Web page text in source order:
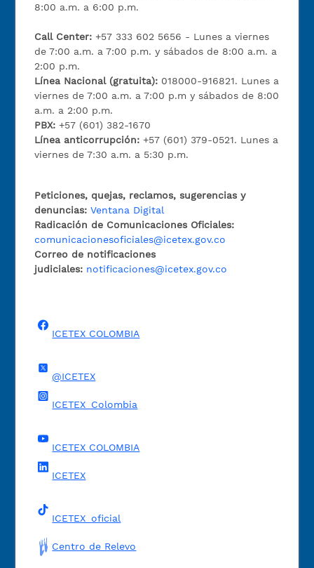
8:00 a.m. a 6:00 p.m.
Call Center:+57 333 602 5656 - Lunes a viernes
de 7:00 a.m. a 7:00 p.m. y sábados de 8:00 a.m. a
2:00 p.m.
Línea Nacional (gratuita): 018000-916821. Lunes a
viernes de 7:00 a.m. a 7:00 p.m y sábados de 8:00
a.m. a 2:00 p.m.
PBX:+57 (601) 382-1670
Línea anticorrupción:+57 (601) 379-0521. Lunes a
viernes de 7:30 a.m. a 5:30 p.m.
Peticiones, quejas, reclamos, sugerencias y
denuncias: Ventana Digital
Radicación de Comunicaciones Oficiales:
comunicacionesoficiales@icetex.gov.co
Correo de notificaciones
judiciales: notificaciones@icetex.gov.co
ICETEX COLOMBIA
@ICETEX
ICETEX_Colombia
ICETEX COLOMBIA
ICETEX
ICETEX_oficial
Centro de Relevo